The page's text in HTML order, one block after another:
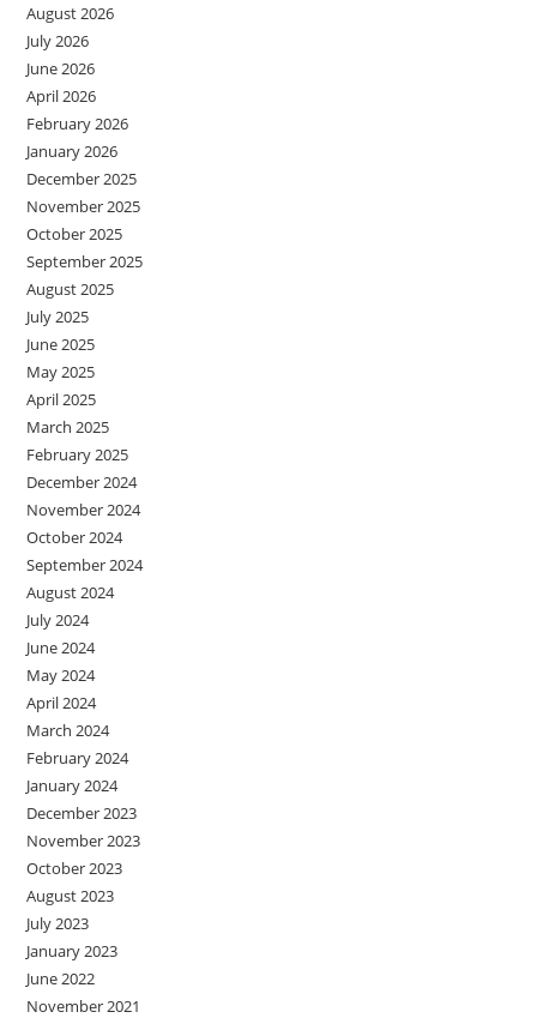
August 2026
July 2026
June 2026
April 2026
February 2026
January 2026
December 2025
November 2025
October 2025
September 2025
August 2025
July 2025
June 2025
May 2025
April 2025
March 2025
February 2025
December 2024
November 2024
October 2024
September 2024
August 2024
July 2024
June 2024
May 2024
April 2024
March 2024
February 2024
January 2024
December 2023
November 2023
October 2023
August 2023
July 2023
January 2023
June 2022
November 2021